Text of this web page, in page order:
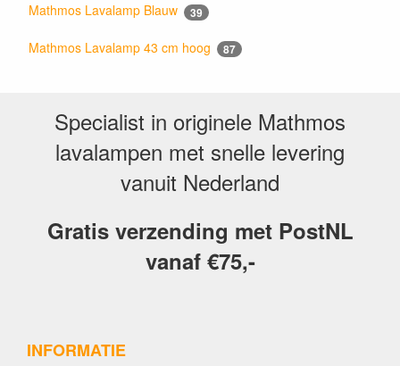
Mathmos Lavalamp Blauw 39
Mathmos Lavalamp 43 cm hoog 87
Specialist in originele Mathmos
lavalampen met snelle levering
vanuit Nederland
Gratis verzending met PostNL
vanaf €75,-
INFORMATIE